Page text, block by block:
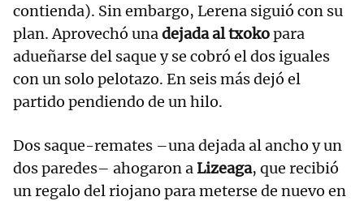
contienda). Sin embargo, Lerena siguió con su
plan. Aprovechó una dejada al txokopara
adueñarse del saque y se cobró el dos iguales
con un solo pelotazo. En seis más dejó el
partido pendiendo de un hilo.
Dos saque-remates –una dejada al ancho y un
dos paredes– ahogaron a Lizeaga, que recibió
un regalo del riojano para meterse de nuevo en